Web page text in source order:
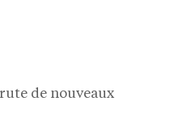
de nouveaux